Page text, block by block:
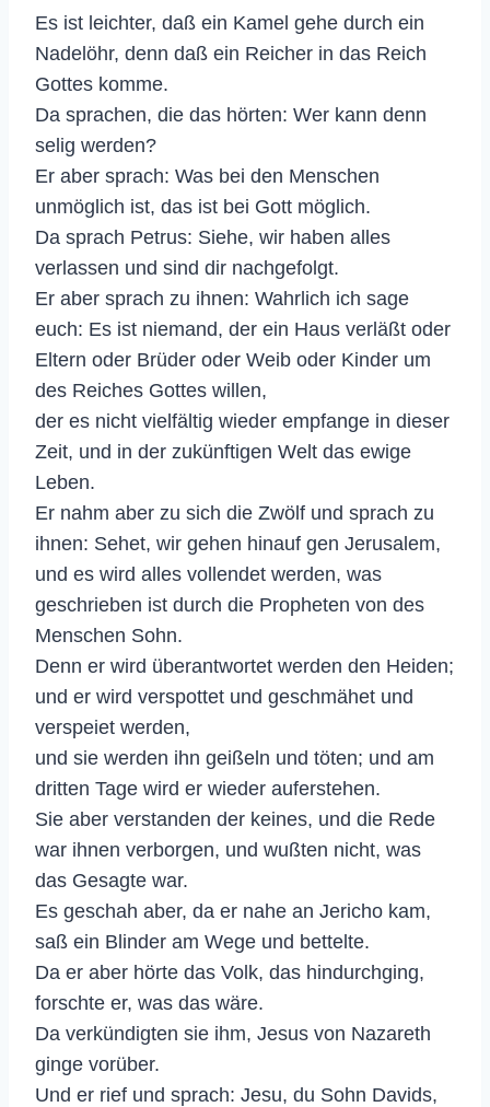
Es ist leichter, daß ein Kamel gehe durch ein
Nadelöhr, denn daß ein Reicher in das Reich
Gottes komme.
Da sprachen, die das hörten: Wer kann denn
selig werden?
Er aber sprach: Was bei den Menschen
unmöglich ist, das ist bei Gott möglich.
Da sprach Petrus: Siehe, wir haben alles
verlassen und sind dir nachgefolgt.
Er aber sprach zu ihnen: Wahrlich ich sage
euch: Es ist niemand, der ein Haus verläßt oder
Eltern oder Brüder oder Weib oder Kinder um
des Reiches Gottes willen,
der es nicht vielfältig wieder empfange in dieser
Zeit, und in der zukünftigen Welt das ewige
Leben.
Er nahm aber zu sich die Zwölf und sprach zu
ihnen: Sehet, wir gehen hinauf gen Jerusalem,
und es wird alles vollendet werden, was
geschrieben ist durch die Propheten von des
Menschen Sohn.
Denn er wird überantwortet werden den Heiden;
und er wird verspottet und geschmähet und
verspeiet werden,
und sie werden ihn geißeln und töten; und am
dritten Tage wird er wieder auferstehen.
Sie aber verstanden der keines, und die Rede
war ihnen verborgen, und wußten nicht, was
das Gesagte war.
Es geschah aber, da er nahe an Jericho kam,
saß ein Blinder am Wege und bettelte.
Da er aber hörte das Volk, das hindurchging,
forschte er, was das wäre.
Da verkündigten sie ihm, Jesus von Nazareth
ginge vorüber.
Und er rief und sprach: Jesu, du Sohn Davids,